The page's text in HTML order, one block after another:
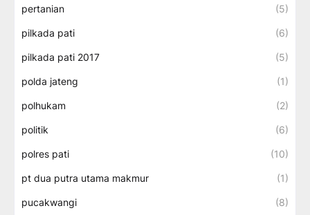
pertanian (5)
pilkada pati (6)
pilkada pati 2017 (5)
polda jateng (1)
polhukam (2)
politik (6)
polres pati (10)
pt dua putra utama makmur (1)
pucakwangi (8)